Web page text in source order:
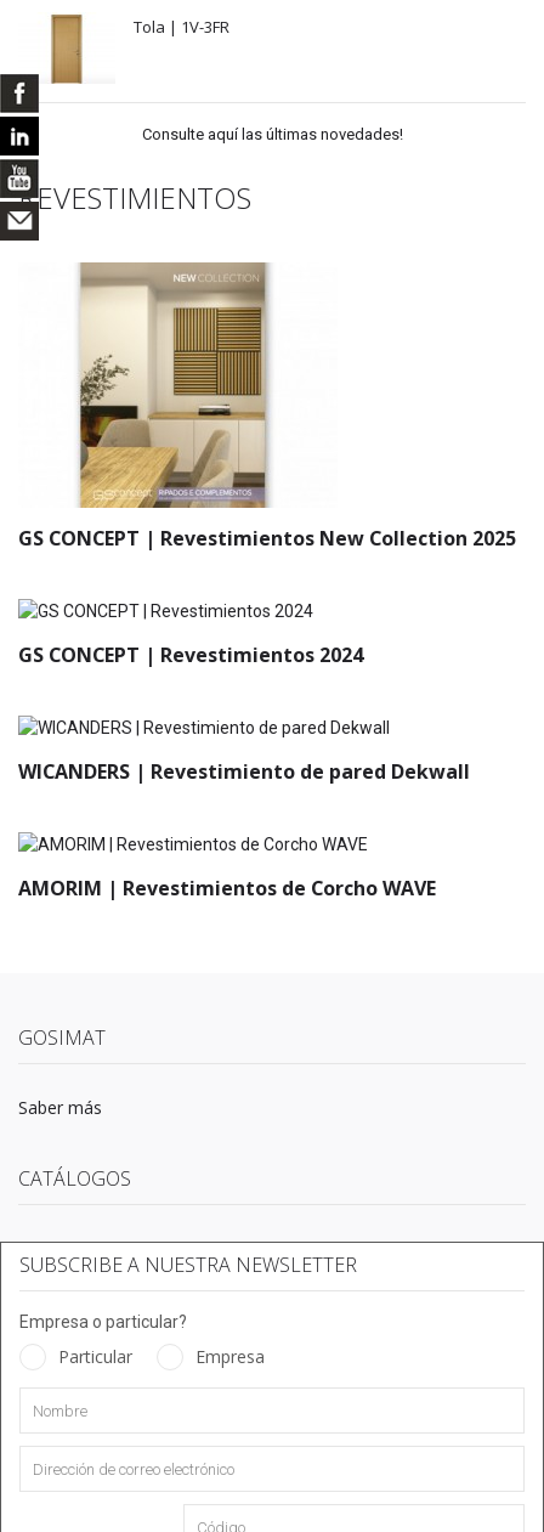
Tola | 1V-3FR
Consulte aquí las últimas novedades!
REVESTIMIENTOS
GS CONCEPT | Revestimientos New Collection 2025
GS CONCEPT | Revestimientos 2024
WICANDERS | Revestimiento de pared Dekwall
AMORIM | Revestimientos de Corcho WAVE
GOSIMAT
Saber más
CATÁLOGOS
SUBSCRIBE A NUESTRA NEWSLETTER
Empresa o particular?
Particular Empresa